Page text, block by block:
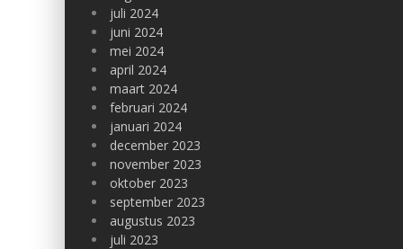
juli 2024
juni 2024
mei 2024
april 2024
maart 2024
februari 2024
januari 2024
december 2023
november 2023
oktober 2023
september 2023
augustus 2023
juli 2023